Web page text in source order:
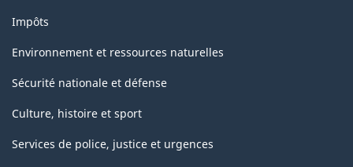
Impôts
Environnement et ressources naturelles
Sécurité nationale et défense
Culture, histoire et sport
Services de police, justice et urgences